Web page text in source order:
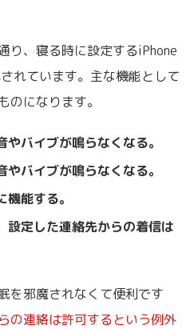
り、寝る時に設定するiPhone
れています。主な機能として
のになります。
バイブが鳴らなくなる。
バイブが鳴らなくなる。
能する。
設定した連絡先からの着信は
を邪魔されなくて便利です
の連絡は許可するという例外